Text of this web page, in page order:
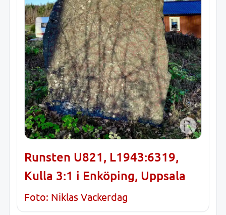
Runsten U821, L1943:6319,
Kulla 3:1 i Enköping, Uppsala
Foto: Niklas Vackerdag